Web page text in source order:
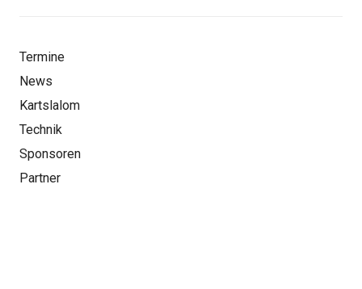
Termine
News
Kartslalom
Technik
Sponsoren
Partner